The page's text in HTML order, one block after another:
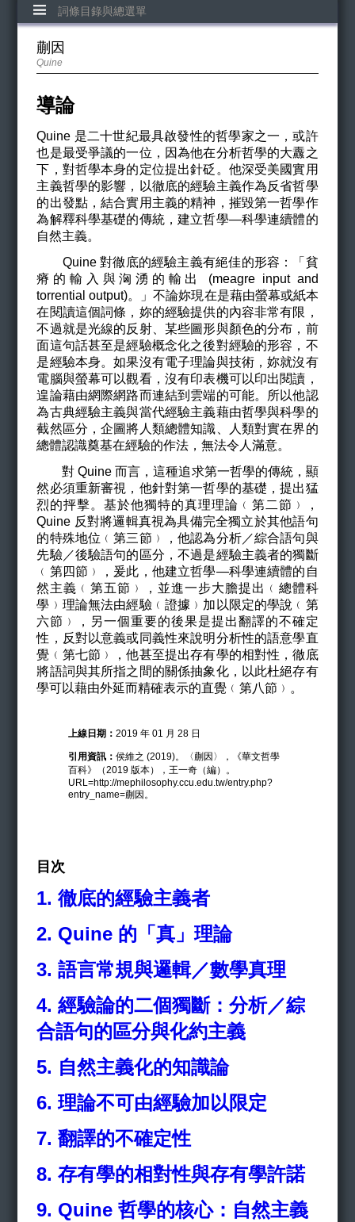
詞條目錄與總選單
蒯因
Quine
導論
Quine 是二十世紀最具啟發性的哲學家之一，或許
也是最受爭議的一位，因為他在分析哲學的大纛之
下，對哲學本身的定位提出針砭。他深受美國實用
主義哲學的影響，以徹底的經驗主義作為反省哲學
的出發點，結合實用主義的精神，摧毀第一哲學作
為解釋科學基礎的傳統，建立哲學—科學連續體的
自然主義。
Quine對徹底的經驗主義有絕佳的形容：「貧
瘠的輸入與洶湧的輸出 (meagre input and
torrential output)。」不論妳現在是藉由螢幕或紙本
在閱讀這個詞條，妳的經驗提供的內容非常有限，
不過就是光線的反射、某些圖形與顏色的分布，前
面這句話甚至是經驗概念化之後對經驗的形容，不
是經驗本身。如果沒有電子理論與技術，妳就沒有
電腦與螢幕可以觀看，沒有印表機可以印出閱讀，
遑論藉由網際網路而連結到雲端的可能。所以他認
為古典經驗主義與當代經驗主義藉由哲學與科學的
截然區分，企圖將人類總體知識、人類對實在界的
總體認識奠基在經驗的作法，無法令人滿意。
對 Quine 而言，這種追求第一哲學的傳統，顯
然必須重新審視，他針對第一哲學的基礎，提出猛
烈的抨擊。基於他獨特的真理理論﹙第二節﹚，
Quine 反對將邏輯真視為具備完全獨立於其他語句
的特殊地位﹙第三節﹚，他認為分析／綜合語句與
先驗／後驗語句的區分，不過是經驗主義者的獨斷
﹙第四節﹚，爰此，他建立哲學—科學連續體的自
然主義﹙第五節﹚，並進一步大膽提出﹙總體科
學﹚理論無法由經驗﹙證據﹚加以限定的學說﹙第
六節﹚，另一個重要的後果是提出翻譯的不確定
性，反對以意義或同義性來說明分析性的語意學直
覺﹙第七節﹚，他甚至提出存有學的相對性，徹底
將語詞與其所指之間的關係抽象化，以此杜絕存有
學可以藉由外延而精確表示的直覺﹙第八節﹚。
上線日期：2019 年 01 月 28 日
引用資訊：侯維之 (2019)。〈蒯因〉，《華文哲學
百科》（2019 版本），王一奇（編）。
URL=http://mephilosophy.ccu.edu.tw/entry.php?
entry_name=蒯因。
目次
1.徹底的經驗主義者
2. Quine 的「真」理論
3.語言常規與邏輯／數學真理
4.經驗論的二個獨斷：分析／綜
合語句的區分與化約主義
5. 自然主義化的知識論
6.理論不可由經驗加以限定
7.翻譯的不確定性
8.存有學的相對性與存有學許諾
9. Quine哲學的核心：自然主義